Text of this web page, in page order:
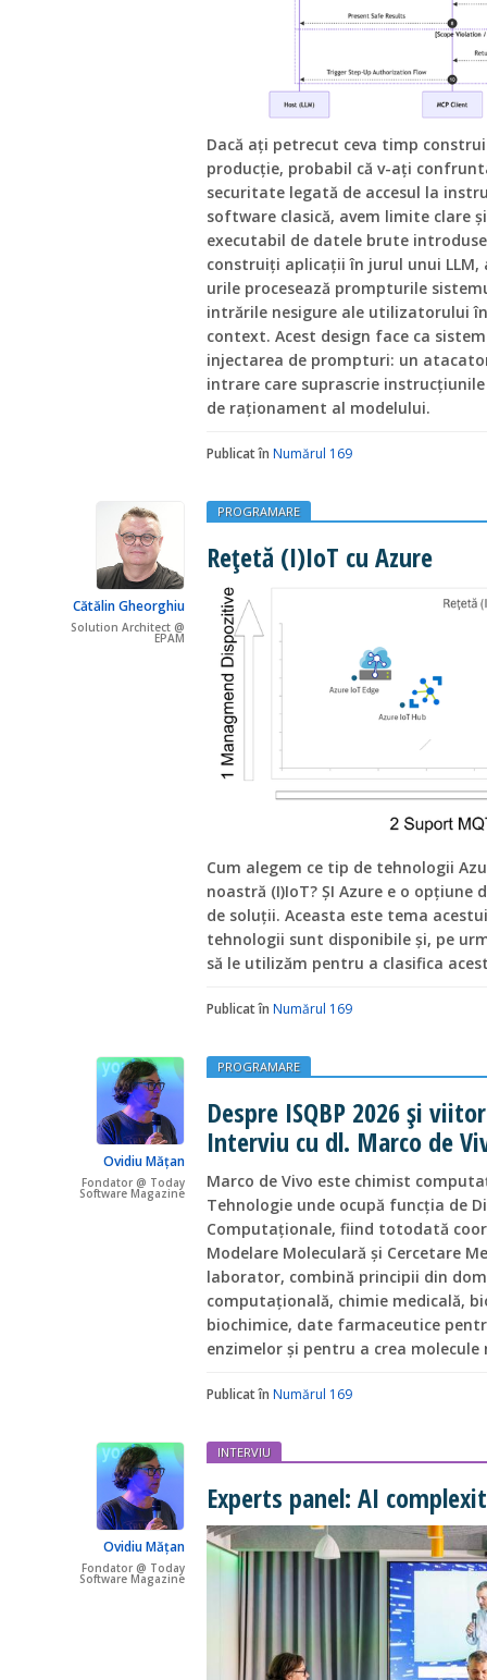
Dacă ați petrecut ceva timp
producție, probabil că v-ați
securitate legată de accesul la
software clasică, avem limite clare
executabil de datele brute
construiți aplicații în jurul unui LLM,
urile procesează prompturile
intrările nesigure ale utilizatorului
context. Acest design face ca
injectarea de prompturi: un
intrare care suprascrie
de raționament al modelului.
Publicat în Numărul 169
Cătălin Gheorghiu
Solution Architect @
EPAM
PROGRAMARE
Rețetă (I)IoT cu Azure
Cum alegem ce tip de tehnologii
noastră (I)IoT? ȘI Azure e o
de soluții. Aceasta este tema
tehnologii sunt disponibile și, pe
să le utilizăm pentru a clasifica
Publicat în Numărul 169
Ovidiu Mățan
Fondator @ Today
Software Magazine
PROGRAMARE
Despre ISQBP 2026 și
Interviu cu dl. Marco de
Marco de Vivo este chimist
Tehnologie unde ocupă funcția de
Computaționale, fiind totodată
Modelare Moleculară și Cercetare
laborator, combină principii din
computațională, chimie medicală,
biochimice, date farmaceutice
enzimelor și pentru a crea molecule
Publicat în Numărul 169
Ovidiu Mățan
Fondator @ Today
Software Magazine
INTERVIU
Experts panel: AI